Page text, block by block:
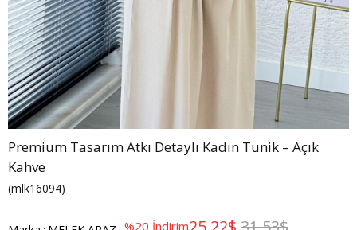
Premium Tasarım Atkı Detaylı Kadın Tunik – Açık
Kahve
(mlk16094)
%20 İndirim